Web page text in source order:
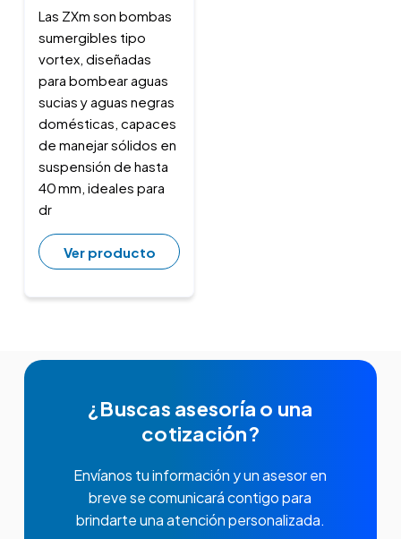
Las ZXm son bombas
sumergibles tipo
vortex, diseñadas
para bombear aguas
sucias y aguas negras
domésticas, capaces
de manejar sólidos en
suspensión de hasta
40 mm, ideales para
dr
Ver producto
¿Buscas asesoría o una
cotización?
Envíanos tu información y un asesor en
breve se comunicará contigo para
brindarte una atención personalizada.